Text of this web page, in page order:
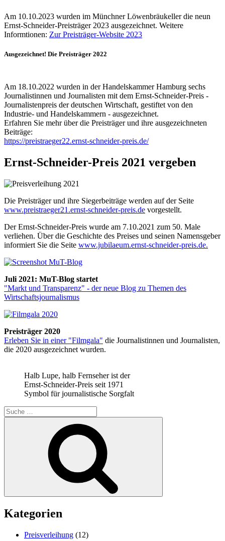
Am 10.10.2023 wurden im Münchner Löwenbräukeller die neun
Ernst-Schneider-Preisträger 2023 ausgezeichnet. Weitere
Informtionen: Zur Preisträger-Website 2023
Ausgezeichnet! Die Preisträger 2022
Am 18.10.2022 wurden in der Handelskammer Hamburg sechs
Journalistinnen und Journalisten mit dem Ernst-Schneider-Preis -
Journalistenpreis der deutschen Wirtschaft, gestiftet von den
Industrie- und Handelskammern - ausgezeichnet.
Erfahren Sie mehr über die Preisträger und ihre ausgezeichneten
Beiträge:
https://preistraeger22.ernst-schneider-preis.de/
Ernst-Schneider-Preis 2021 vergeben
Die Preisträger und ihre Siegerbeiträge werden auf der Seite
www.preistraeger21.ernst-schneider-preis.de vorgestellt.
Der Ernst-Schneider-Preis wurde am 7.10.2021 zum 50. Male
verliehen. Über die Geschichte des Preises und seinen Namensgeber
informiert Sie die Seite www.jubilaeum.ernst-schneider-preis.de.
Juli 2021: MuT-Blog startet
"Markt und Transparenz" - der neue Blog zu Themen des
Wirtschaftsjournalismus
Preisträger 2020
Erleben Sie in einer "Filmgala" die Journalistinnen und Journalisten,
die 2020 ausgezeichnet wurden.
Halb Lupe, halb Fernseher ist der
Ernst-Schneider-Preis seit 1971
Symbol für journalistische Sorgfalt
Suche
nach:
Kategorien
Preisverleihung (12)